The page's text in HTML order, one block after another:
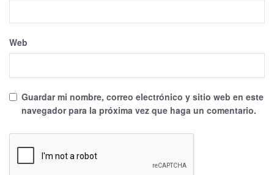
Web
Guardar mi nombre, correo electrónico y sitio web en este
navegador para la próxima vez que haga un comentario.